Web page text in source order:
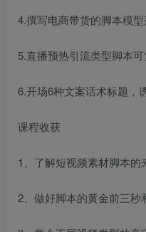
4.撰写电商带货的脚本模
5.直播预热引流类型脚本
6.开场6种文案话术标题，
课程收获
1、了解短视频素材脚本的
2、做好脚本的黄金前三秒